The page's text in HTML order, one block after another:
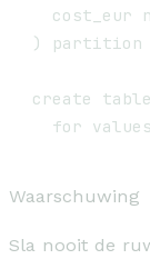
cost_eur
) partition
create
Waarschuwing
Sla nooit de